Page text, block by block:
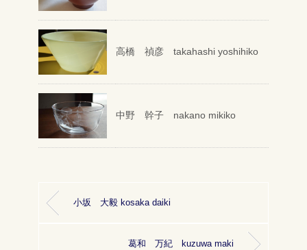
高橋 禎彦 takahashi yoshihiko
中野 幹子 nakano mikiko
小坂 大毅 kosaka daiki
葛和 万紀 kuzuwa maki